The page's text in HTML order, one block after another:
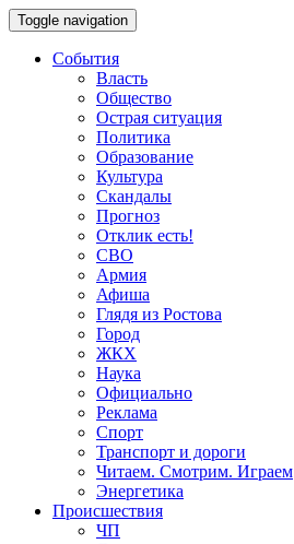
Toggle navigation
События
Власть
Общество
Острая ситуация
Политика
Образование
Культура
Скандалы
Прогноз
Отклик есть!
СВО
Армия
Афиша
Глядя из Ростова
Город
ЖКХ
Наука
Официально
Реклама
Спорт
Транспорт и дороги
Читаем. Смотрим. Играем
Энергетика
Происшествия
ЧП